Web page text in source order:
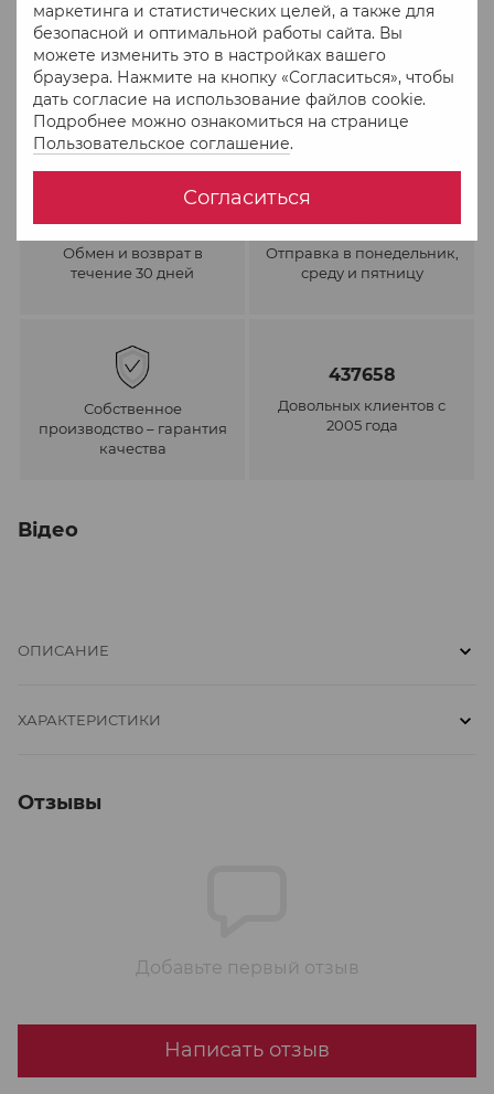
маркетинга и статистических целей, а также для
безопасной и оптимальной работы сайта. Вы
можете изменить это в настройках вашего
браузера. Нажмите на кнопку «Согласиться», чтобы
дать согласие на использование файлов cookie.
Подробнее можно ознакомиться на странице
Пользовательское соглашение.
Согласиться
В избранное К сравнению
Обмен и возврат в
течение 30 дней
Отправка в понедельник,
среду и пятницу
Собственное
производство – гарантия
качества
437658
Довольных клиентов с
2005 года
Відео
ОПИСАНИЕ
ХАРАКТЕРИСТИКИ
Отзывы
Добавьте первый отзыв
Написать отзыв